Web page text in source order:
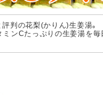
判の花梨(かりん)生姜湯。
ミンCたっぷりの生姜湯を